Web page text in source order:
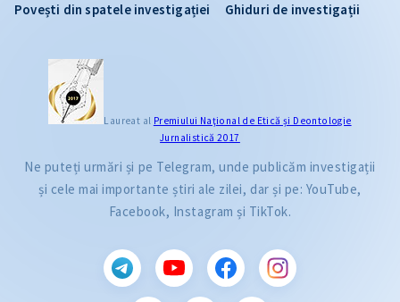
Povești din spatele investigației
Ghiduri de investigații
Laureat al Premiului Naţional de Etică și Deontologie
Jurnalistică 2017
Ne puteți urmări și pe Telegram, unde publicăm investigații
și cele mai importante știri ale zilei, dar și pe: YouTube,
Facebook, Instagram și TikTok.